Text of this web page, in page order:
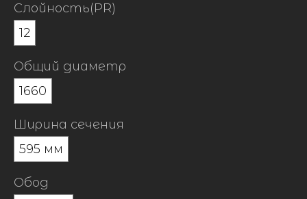
Слойность(PR)
12
Общий диаметр
1660
Ширина сечения
595 мм
Обод